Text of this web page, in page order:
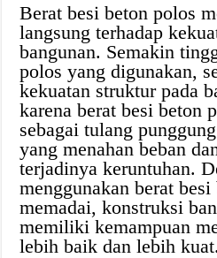
Berat besi beton polos
langsung terhadap
bangunan. Semakin
polos yang digunakan,
kekuatan struktur pada
karena berat besi beton
sebagai tulang
yang menahan beban
terjadinya keruntuhan.
menggunakan berat
memadai, konstruksi
memiliki kemampuan
lebih baik dan lebih kuat.